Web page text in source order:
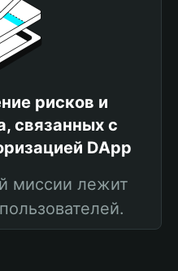
рисков и
связанных с
DApp
миссии лежит